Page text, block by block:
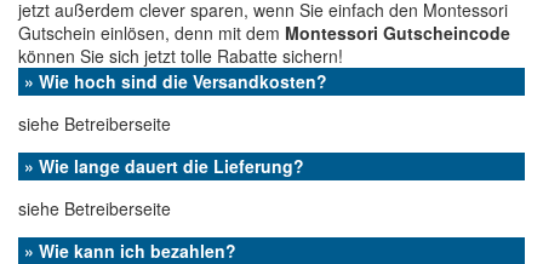
jetzt außerdem clever sparen, wenn Sie einfach den Montessori
Gutschein einlösen, denn mit dem Montessori Gutscheincode
können Sie sich jetzt tolle Rabatte sichern!
» Wie hoch sind die Versandkosten?
siehe Betreiberseite
» Wie lange dauert die Lieferung?
siehe Betreiberseite
» Wie kann ich bezahlen?